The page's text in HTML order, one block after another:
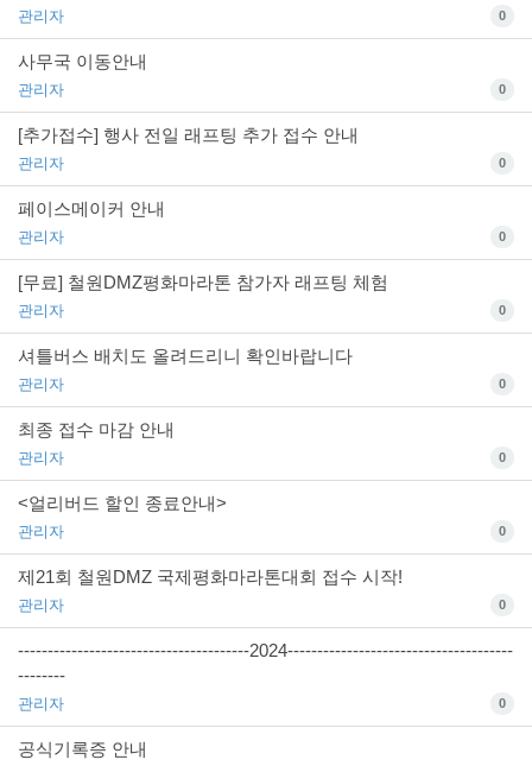
관리자 0
사무국 이동안내
관리자 0
[추가접수] 행사 전일 래프팅 추가 접수 안내
관리자 0
페이스메이커 안내
관리자 0
[무료] 철원DMZ평화마라톤 참가자 래프팅 체험
관리자 0
셔틀버스 배치도 올려드리니 확인바랍니다
관리자 0
최종 접수 마감 안내
관리자 0
<얼리버드 할인 종료안내>
관리자 0
제21회 철원DMZ 국제평화마라톤대회 접수 시작!
관리자 0
---------------------------------------2024--------------------------------------
--------
관리자 0
공식기록증 안내